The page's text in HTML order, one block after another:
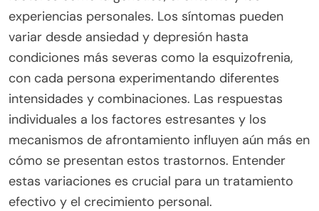
experiencias personales. Los síntomas pueden
variar desde ansiedad y depresión hasta
condiciones más severas como la esquizofrenia,
con cada persona experimentando diferentes
intensidades y combinaciones. Las respuestas
individuales a los factores estresantes y los
mecanismos de afrontamiento influyen aún más en
cómo se presentan estos trastornos. Entender
estas variaciones es crucial para un tratamiento
efectivo y el crecimiento personal.